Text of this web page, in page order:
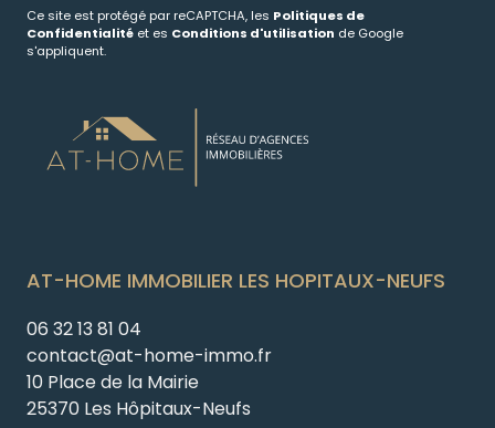
Ce site est protégé par reCAPTCHA, les Politiques de
Confidentialité et es Conditions d'utilisation de Google
s'appliquent.
AT-HOME IMMOBILIER LES HOPITAUX-NEUFS
06 32 13 81 04
contact@at-home-immo.fr
10 Place de la Mairie
25370 Les Hôpitaux-Neufs